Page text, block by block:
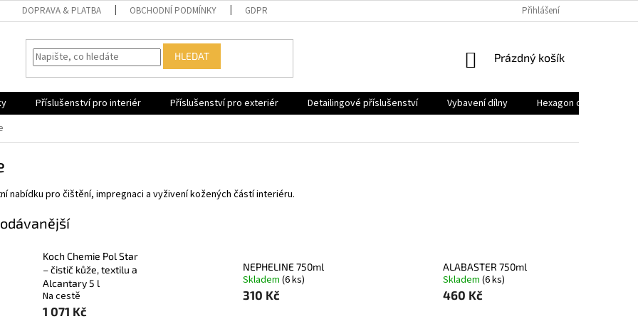
DOPRAVA & PLATBA OBCHODNÍ PODMÍNKY GDPR Přihlášení
HLEDAT
NÁKUPNÍ
Prázdný košík
Příslušenství pro interiér Příslušenství pro exteriér Detailingové příslušenství Vybavení dílny
Hexagon osvětlení
nabídku pro čištění, impregnaci a vyživení kožených částí interiéru.
Koch Chemie Pol Star
– čistič kůže, textilu a
Alcantary 5 l
Na cestě
1 071 Kč
NEPHELINE 750ml
Skladem (6 ks)
310 Kč
ALABASTER 750ml
Skladem (6 ks)
460 Kč